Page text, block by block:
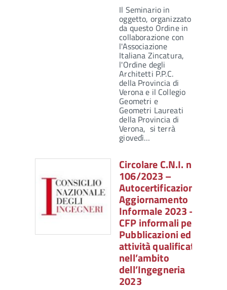
Il Seminario in
oggetto, organizzato
da questo Ordine in
collaborazione con
l'Associazione
Italiana Zincatura,
l'Ordine degli
Architetti P.P.C.
della Provincia di
Verona e il Collegio
Geometri e
Geometri Laureati
della Provincia di
Verona, si terrà
giovedì…
Circolare C.N.I. n.
106/2023 –
Autocertificazione
Aggiornamento
Informale 2023 –
CFP informali per
Pubblicazioni ed
attività qualificate
nell’ambito
dell’Ingegneria
2023